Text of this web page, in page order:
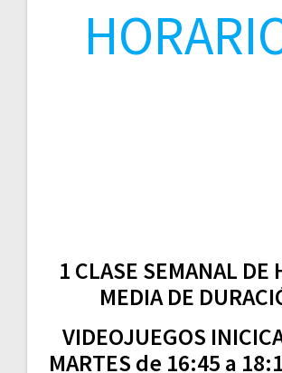
1 CLASE SEMANAL DE
MEDIA DE
VIDEOJUEGOS
MARTES de 16:45 a